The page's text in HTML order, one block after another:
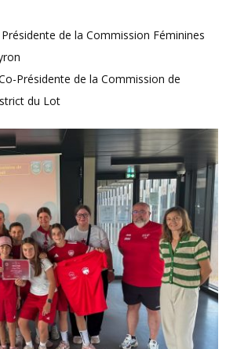
de la Commission Féminines
Présidente de la Commission de
du Lot